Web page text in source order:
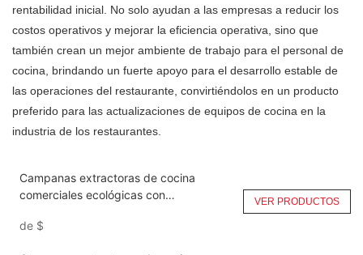
rentabilidad inicial. No solo ayudan a las empresas a reducir los
costos operativos y mejorar la eficiencia operativa, sino que
también crean un mejor ambiente de trabajo para el personal de
cocina, brindando un fuerte apoyo para el desarrollo estable de
las operaciones del restaurante, convirtiéndolos en un producto
preferido para las actualizaciones de equipos de cocina en la
industria de los restaurantes.
Campanas extractoras de cocina
comerciales ecológicas con
KA-3000
de $
VER PRODUCTOS